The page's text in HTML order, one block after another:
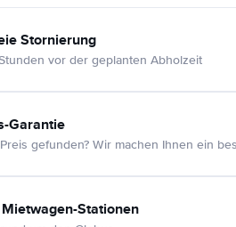
Stornierung
vor der geplanten Abholzeit
Garantie
gefunden? Wir machen Ihnen ein
Mietwagen-Stationen